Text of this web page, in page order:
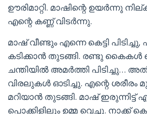
ഊരിമാറ്റി. മാഷിന്റെ ഉയർന്നു
എന്റെ കണ്ണ് വിടർന്നു.
മാഷ്‌ വീണ്ടും എന്നെ കെട്ടി
കടിക്കാൻ തുടങ്ങി. രണ്ടു
ചന്തിയിൽ അമർത്തി പിടിച്ചു…
വിരലുകൾ ഓടിച്ചു. എന്റെ ശരീരം
മറിയാൻ തുടങ്ങി. മാഷ്‌ ഇരുന്നിട്ട്
പൊക്കിളിലും ഉമ്മ വെച്ചു. നാക്ക്